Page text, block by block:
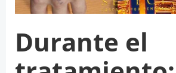
Durante el